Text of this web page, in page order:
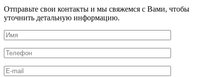
Отправьте свои контакты и мы свяжемся с Вами, чтобы
уточнить детальную информацию.